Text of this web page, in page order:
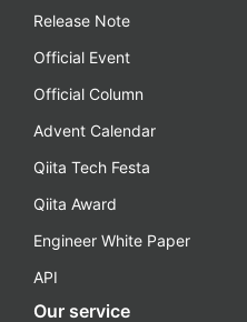
Release Note
Official Event
Official Column
Advent Calendar
Qiita Tech Festa
Qiita Award
Engineer White Paper
API
Our service